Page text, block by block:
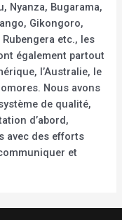
Nyanza, Bugarama,
Gikongoro,
etc., les
également partout
l’Australie, le
Nous avons
de qualité,
d’abord,
avec des efforts
et